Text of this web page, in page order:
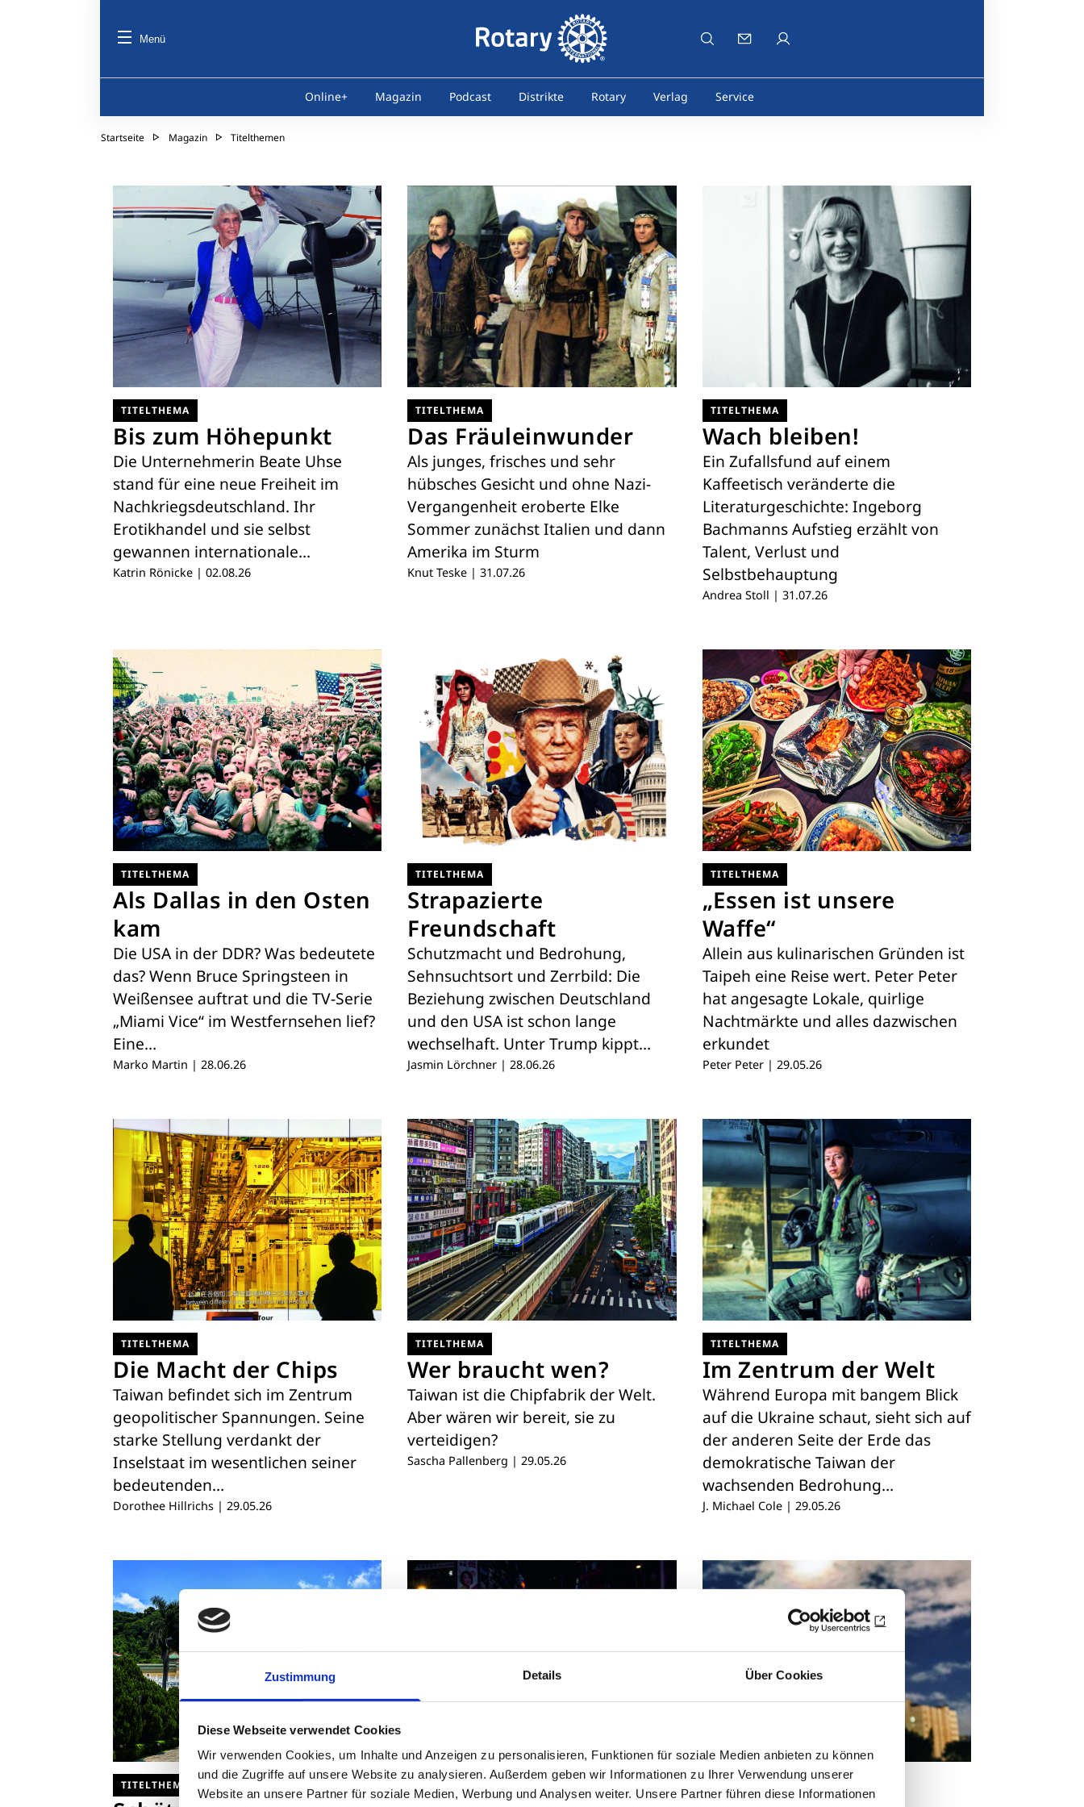
Zustimmung Details Über Cookies
Diese Webseite verwendet Cookies
Wir verwenden Cookies, um Inhalte und Anzeigen zu personalisieren, Funktionen für soziale Medien anbieten zu können
und die Zugriffe auf unsere Website zu analysieren. Außerdem geben wir Informationen zu Ihrer Verwendung unserer
Website an unsere Partner für soziale Medien, Werbung und Analysen weiter. Unsere Partner führen diese Informationen
Menü
Online+ Magazin Podcast Distrikte Rotary Verlag Service
Startseite Magazin Titelthemen
TITELTHEMA
Bis zum Höhepunkt
Die Unternehmerin Beate Uhse
stand für eine neue Freiheit im
Nachkriegsdeutschland. Ihr
Erotikhandel und sie selbst
gewannen internationale…
Katrin Rönicke | 02.08.26
TITELTHEMA
Das Fräuleinwunder
Als junges, frisches und sehr
hübsches Gesicht und ohne Nazi-
Vergangenheit eroberte Elke
Sommer zunächst Italien und dann
Amerika im Sturm
Knut Teske | 31.07.26
TITELTHEMA
Wach bleiben!
Ein Zufallsfund auf einem
Kaffeetisch veränderte die
Literaturgeschichte: Ingeborg
Bachmanns Aufstieg erzählt von
Talent, Verlust und
Selbstbehauptung
Andrea Stoll | 31.07.26
TITELTHEMA
Als Dallas in den Osten
kam
Die USA in der DDR? Was bedeutete
das? Wenn Bruce Springsteen in
Weißensee auftrat und die TV-Serie
„Miami Vice“ im Westfernsehen lief?
Eine…
Marko Martin | 28.06.26
TITELTHEMA
Strapazierte
Freundschaft
Schutzmacht und Bedrohung,
Sehnsuchtsort und Zerrbild: Die
Beziehung zwischen Deutschland
und den USA ist schon lange
wechselhaft. Unter Trump kippt…
Jasmin Lörchner | 28.06.26
TITELTHEMA
„Essen ist unsere
Waffe“
Allein aus kulinarischen Gründen ist
Taipeh eine Reise wert. Peter Peter
hat angesagte Lokale, quirlige
Nachtmärkte und alles dazwischen
erkundet
Peter Peter| 29.05.26
TITELTHEMA
Die Macht der Chips
Taiwan befindet sich im Zentrum
geopolitischer Spannungen. Seine
starke Stellung verdankt der
Inselstaat im wesentlichen seiner
bedeutenden…
Dorothee Hillrichs | 29.05.26
TITELTHEMA
Wer braucht wen?
Taiwan ist die Chipfabrik der Welt.
Aber wären wir bereit, sie zu
verteidigen?
Sascha Pallenberg | 29.05.26
TITELTHEMA
Im Zentrum der Welt
Während Europa mit bangem Blick
auf die Ukraine schaut, sieht sich auf
der anderen Seite der Erde das
demokratische Taiwan der
wachsenden Bedrohung…
J. Michael Cole| 29.05.26
TITELTHEMA TITELTHEMA